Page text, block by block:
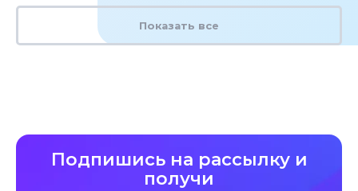
Показать все
Подпишись на рассылку и
получи